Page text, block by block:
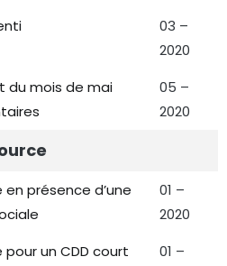
03 –
2020
du mois de mai
05 –
2020
présence d’une
01 –
2020
un CDD court
01 –